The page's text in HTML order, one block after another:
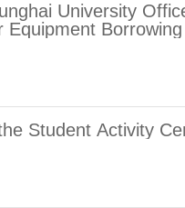
University
Student Activity